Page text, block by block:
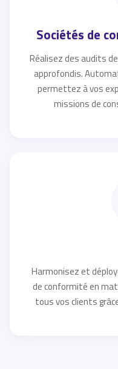
Sociétés de
Réalisez des audits
approfondis.
permettez à vos
missions de
Harmonisez et
de conformité en
tous vos clients